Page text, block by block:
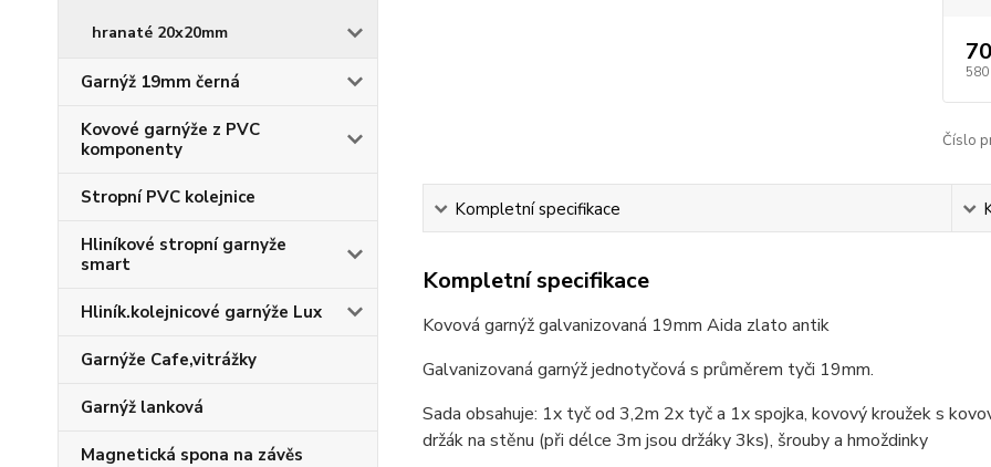
hranaté 20x20mm
Garnýž 19mm černá
Kovové garnýže z PVC
komponenty
Stropní PVC kolejnice
Hliníkové stropní garnyže
smart
Hliník.kolejnicové garnýže Lux
Garnýže Cafe,vitrážky
Garnýž lanková
Magnetická spona na závěs
580
Číslo
Kompletní specifikace
Kompletní specifikace
Kovová garnýž galvanizovaná 19mm Aida zlato antik
Galvanizovaná garnýž jednotyčová s průměrem tyči 19mm.
Sada obsahuje: 1x tyč od 3,2m 2x tyč a 1x spojka, kovový kroužek s
držák na stěnu (při délce 3m jsou držáky 3ks), šrouby a hmoždinky